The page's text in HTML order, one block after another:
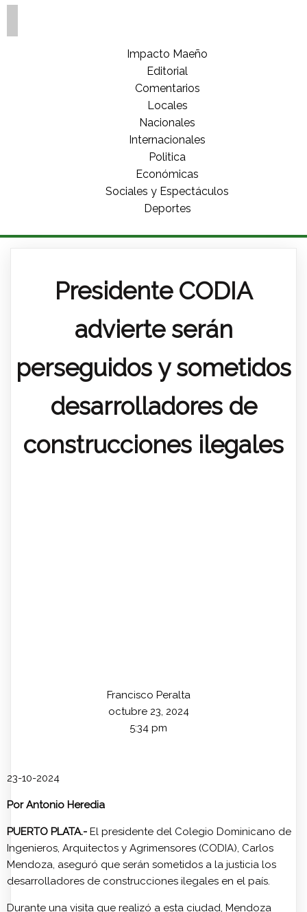
Impacto Maeño
Editorial
Comentarios
Locales
Nacionales
Internacionales
Politica
Económicas
Sociales y Espectáculos
Deportes
Presidente CODIA
advierte serán
perseguidos y sometidos
desarrolladores de
construcciones ilegales
Francisco Peralta
octubre 23, 2024
5:34 pm
23-10-2024
Por Antonio Heredia
PUERTO PLATA.- El presidente del Colegio Dominicano de
Ingenieros, Arquitectos y Agrimensores (CODIA), Carlos
Mendoza, aseguró que serán sometidos a la justicia los
desarrolladores de construcciones ilegales en el país.
Durante una visita que realizó a esta ciudad, Mendoza